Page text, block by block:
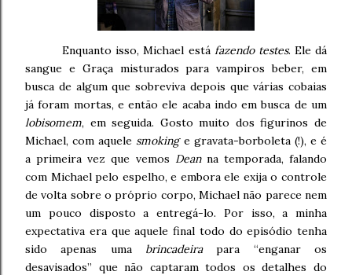
Enquanto isso, Michael está fazendo testes. Ele dá
sangue e Graça misturados para vampiros beber, em
busca de algum que sobreviva depois que várias cobaias
já foram mortas, e então ele acaba indo em busca de um
lobisomem, em seguida. Gosto muito dos figurinos de
Michael, com aquele smokinge gravata-borboleta (!), e é
a primeira vez que vemos Deanna temporada, falando
com Michael pelo espelho, e embora ele exija o controle
de volta sobre o próprio corpo, Michael não parece nem
um pouco disposto a entregá-lo. Por isso, a minha
expectativa era que aquele final todo do episódio tenha
sido apenas uma brincadeirapara “enganar os
desavisados” que não captaram todos os detalhes do